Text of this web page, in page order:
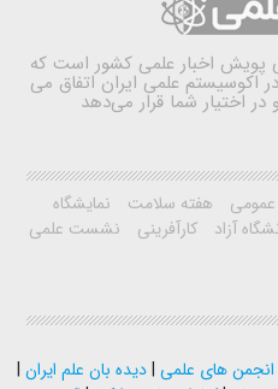
اخبار علمی کشور است که
علمی ایران اتفاق می
اختیار شما قرار می‌دهد
عمومی هفته سلامت
نمایشگاه
آزاد کارآفرینی
نشست علمی
انجمن های علمی |دیده بان علم ایران |